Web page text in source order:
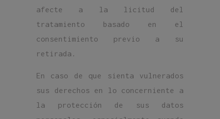
afecte a la licitud del
tratamiento basado en el
consentimiento previo a su
retirada.
En caso de que sienta vulnerados
sus derechos en lo concerniente a
la protección de sus datos